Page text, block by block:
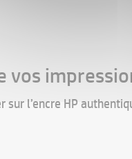
vos
sur l’encre HP